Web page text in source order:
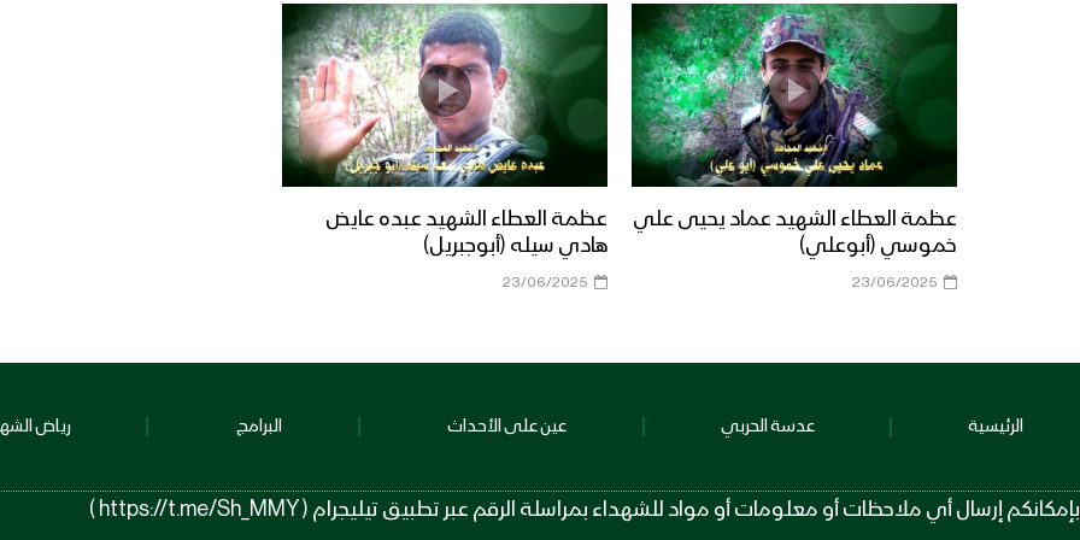
عظمة العطاء الشهيد عماد يحيى علي
خموسي (أبوعلي)
23/06/2025
عظمة العطاء الشهيد عبده عايض
هادي سيله (أبوجبريل)
23/06/2025
الرئيسية عدسة الحربي عين على الأحداث البرامج رياض
بإمكانكم إرسال أي ملاحظات أو معلومات أو مواد للشهداء بمراسلة الرقم عبر تطبيق تيليجرام ( https://t.me/Sh_MMY )